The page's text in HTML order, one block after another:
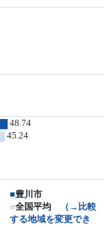
48.74
45.24
■豊川市
■全国平均
（→比較
する地域を変更でき